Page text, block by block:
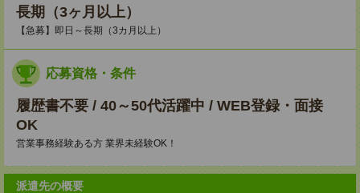
長期（3ヶ月以上）
【急募】即日～長期（3カ月以上）
応募資格・条件
履歴書不要 / 40～50代活躍中 / WEB登録・面接
OK
営業事務経験ある方 業界未経験OK！
派遣先の概要